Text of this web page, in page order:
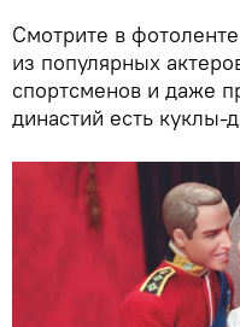
Смотрите в фотоленте
из популярных
спортсменов и даже
династий есть куклы-